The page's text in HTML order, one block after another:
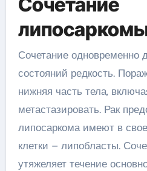
Сочетание одновременно
состояний редкость.
нижняя часть тела,
метастазировать. Рак
липосаркома имеют в
клетки – липобласты.
утяжеляет течение